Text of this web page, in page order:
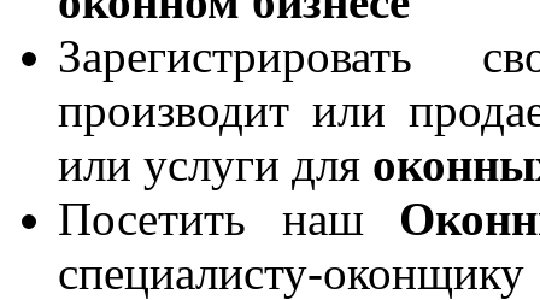
производит или
или услуги для
Посетить наш
специалисту-оконщику